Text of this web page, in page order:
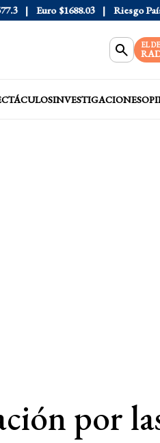
Euro $1688.03 Riesgo País
EL
INVESTIGACIONES
por